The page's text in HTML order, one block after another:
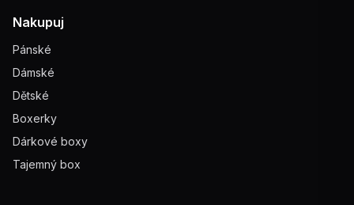
Nakupuj
Pánské
Dámské
Dětské
Boxerky
Dárkové boxy
Tajemný box